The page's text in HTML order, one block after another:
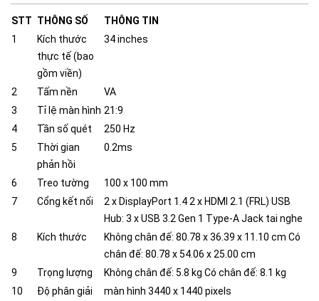
STT THÔNG SỐ
THÔNG TIN
1
Kích thước
thực tế (bao
gồm viền)
34 inches
2 Tấm nền
VA
3
Tỉ lệ màn hình 21:9
4
Tần số quét
250 Hz
5
Thời gian
phản hồi
0.2ms
6 Treo tường
100 x 100 mm
7
Cổng kết nối
2 x DisplayPort 1.4 2 x HDMI 2.1 (FRL) USB
Hub: 3 x USB 3.2 Gen 1 Type-A Jack tai nghe
8
Kích thước
Không chân đế: 80.78 x 36.39 x 11.10 cm Có
chân đế: 80.78 x 54.06 x 25.00 cm
9
Trọng lượng
Không chân đế: 5.8 kg Có chân đế: 8.1 kg
10
Độ phân giải
màn hình 3440 x 1440 pixels